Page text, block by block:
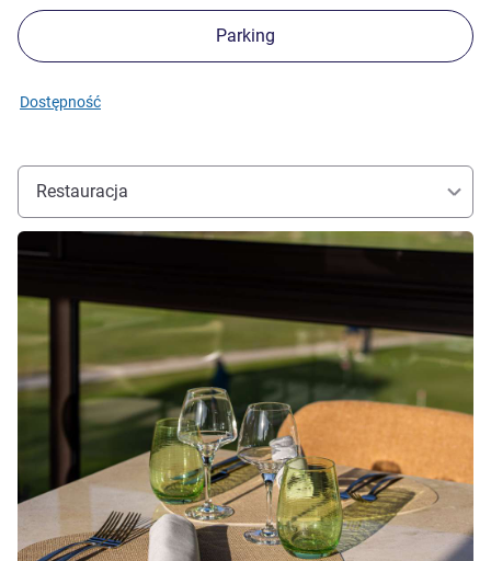
Parking
Dostępność
Restauracja
Pokaż szczegóły